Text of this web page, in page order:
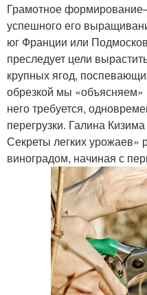
Грамотное
успешного его
юг Франции или
преследует цели
крупных ягод,
обрезкой мы «объясняем»
него требуется,
перегрузки. Галина
Секреты легких урожаев»
виноградом, начиная с